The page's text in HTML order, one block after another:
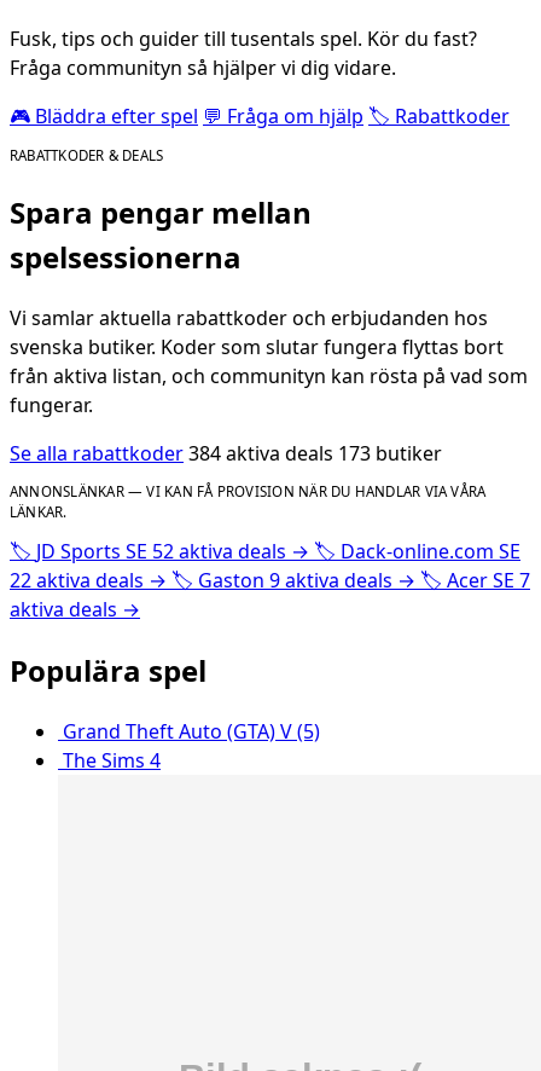
Fusk, tips och guider till tusentals spel. Kör du fast?
Fråga communityn så hjälper vi dig vidare.
🎮 Bläddra efter spel 💬 Fråga om hjälp 🏷️ Rabattkoder
RABATTKODER & DEALS
Spara pengar mellan
spelsessionerna
Vi samlar aktuella rabattkoder och erbjudanden hos
svenska butiker. Koder som slutar fungera flyttas bort
från aktiva listan, och communityn kan rösta på vad som
fungerar.
Se alla rabattkoder384 aktiva deals 173 butiker
ANNONSLÄNKAR — VI KAN FÅ PROVISION NÄR DU HANDLAR VIA VÅRA
LÄNKAR.
🏷️ JD Sports SE 52 aktiva deals → 🏷️ Dack-online.com SE
22 aktiva deals → 🏷️ Gaston 9 aktiva deals → 🏷️ Acer SE 7
aktiva deals →
Populära spel
Grand Theft Auto (GTA) V (5)
The Sims 4